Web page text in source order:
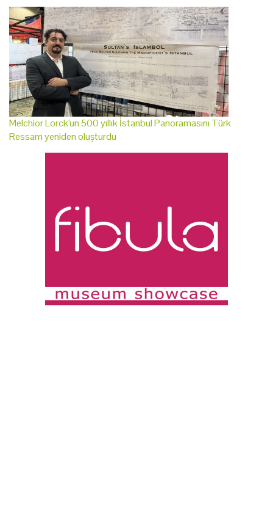
Melchior Lorck'un 500 yıllık İstanbul Panoramasını Türk
Ressam yeniden oluşturdu